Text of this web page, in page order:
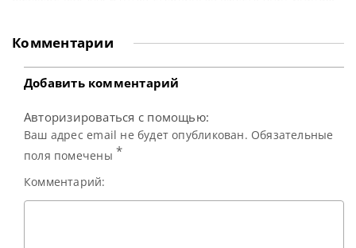
ранее проводившийся Xi’an Grand Prix. Турнир в
Шэньчжэне, расположенном в провинции Гуандун на юге
Китая, состоятся в те
Комментарии
Добавить комментарий
Авторизироваться с помощью:
Ваш адрес email не будет опубликован. Обязательные
поля помечены *
Комментарий: